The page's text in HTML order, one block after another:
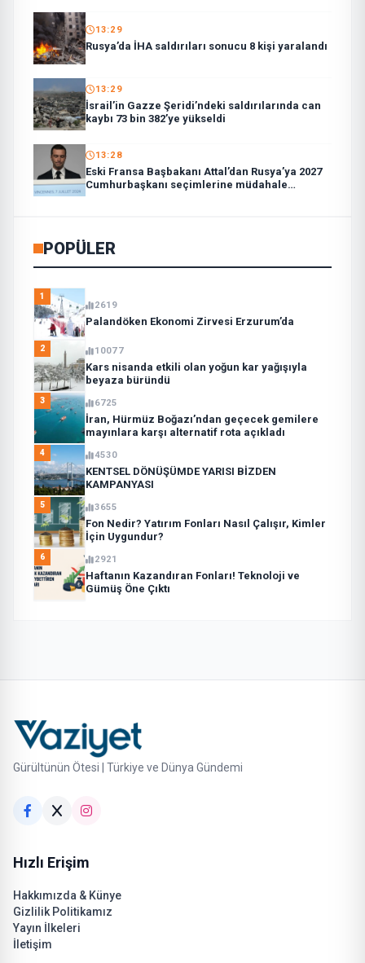
13:29
Rusya’da İHA saldırıları sonucu 8 kişi yaralandı
13:29
İsrail’in Gazze Şeridi’ndeki saldırılarında can
kaybı 73 bin 382’ye yükseldi
13:28
Eski Fransa Başbakanı Attal’dan Rusya’ya 2027
Cumhurbaşkanı seçimlerine müdahale
POPÜLER
1
2619
Palandöken Ekonomi Zirvesi Erzurum’da
2 10077
Kars nisanda etkili olan yoğun kar yağışıyla
beyaza büründü
3 6725
İran, Hürmüz Boğazı’ndan geçecek gemilere
mayınlara karşı alternatif rota açıkladı
4 4530
KENTSEL DÖNÜŞÜMDE YARISI BİZDEN
KAMPANYASI
5 3655
Fon Nedir? Yatırım Fonları Nasıl Çalışır, Kimler
İçin Uygundur?
6 2921
Haftanın Kazandıran Fonları! Teknoloji ve
Gümüş Öne Çıktı
Gürültünün Ötesi | Türkiye ve Dünya Gündemi
Hızlı Erişim
Hakkımızda & Künye
Gizlilik Politikamız
Yayın İlkeleri
İletişim